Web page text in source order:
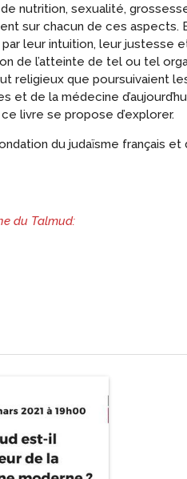
nutrition, sexualité,
sur chacun de ces
leur intuition, leur justesse
de l’atteinte de tel ou tel
religieux que poursuivaient
et de la médecine
livre se propose d’explorer.
du judaïsme français
du Talmud: